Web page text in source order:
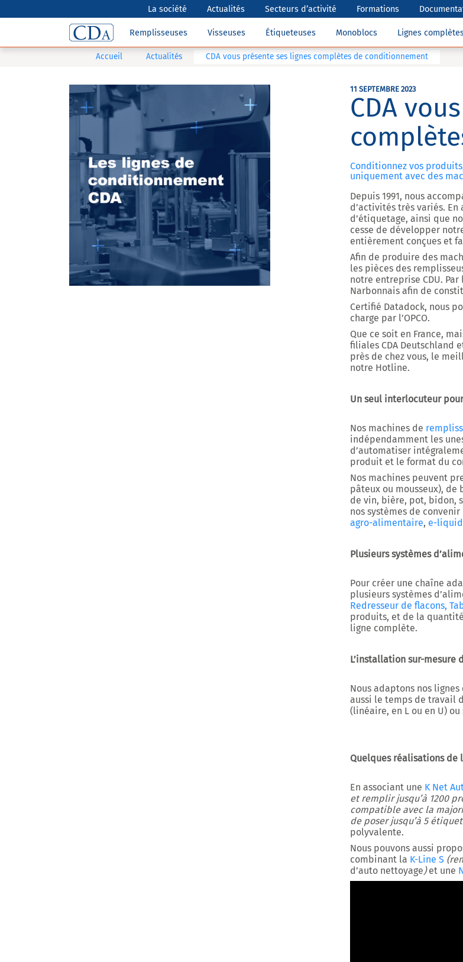
La société Actualités Secteurs d’activité Formations
Remplisseuses Visseuses Étiqueteuses Monoblocs Lignes
Accueil Actualités CDA vous présente ses lignes complètes de conditionnement
11 SEPTEMBRE 2023
CDA
Conditionnez vos
uniquement avec des
Depuis 1991, nous
d’activités très variés.
d’étiquetage, ainsi que
cesse de développer
entièrement conçues et
Afin de produire des
les pièces des
notre entreprise CDU.
Narbonnais afin de
Certifié Datadock, nous
charge par l’OPCO.
Que ce soit en France,
filiales CDA Deutschland
près de chez vous, le
notre Hotline.
Un seul interlocuteur
Nos machines de
indépendamment les
d’automatiser
produit et le format du
Nos machines peuvent
pâteux ou mousseux),
de vin, bière, pot, bidon,
nos systèmes de
agro-alimentaire, e-
Plusieurs systèmes
Pour créer une chaîne
plusieurs systèmes
Redresseur de flacons,
produits, et de la
ligne complète.
L’installation sur-mesure
Nous adaptons nos
aussi le temps de travail
(linéaire, en L ou en U)
Quelques réalisations de
En associant une K Net
et remplir jusqu’à 1200
compatible avec la
de poser jusqu’à 5
polyvalente.
Nous pouvons aussi
combinant la K-Line S
d’auto nettoyage)et une